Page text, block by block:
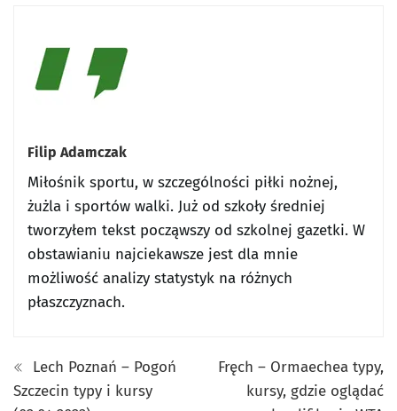
Filip Adamczak
Miłośnik sportu, w szczególności piłki nożnej,
żużla i sportów walki. Już od szkoły średniej
tworzyłem tekst począwszy od szkolnej gazetki. W
obstawianiu najciekawsze jest dla mnie
możliwość analizy statystyk na różnych
płaszczyznach.
Lech Poznań – Pogoń
Szczecin typy i kursy
Fręch – Ormaechea typy,
kursy, gdzie oglądać